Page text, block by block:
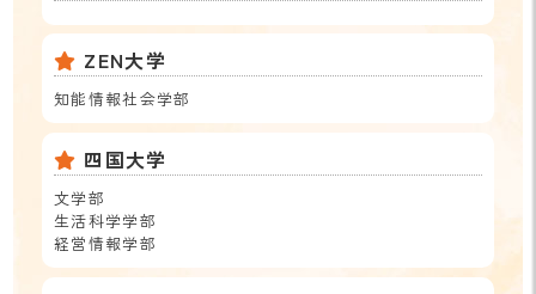
ZEN大学
知能情報社会学部
四国大学
文学部
生活科学学部
経営情報学部